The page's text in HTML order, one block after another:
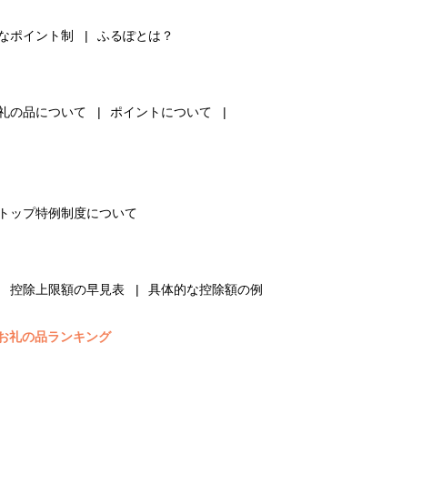
ポイント制 ふるぽとは？
の品について
ポイントについて
ップ特例制度について
控除上限額の早見表 具体的な控除額の例
礼の品ランキング